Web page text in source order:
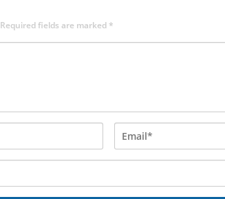
Required fields are marked*